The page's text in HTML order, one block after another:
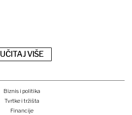
UČITAJ VIŠE
Biznis i politika
Tvrtke i tržišta
Financije